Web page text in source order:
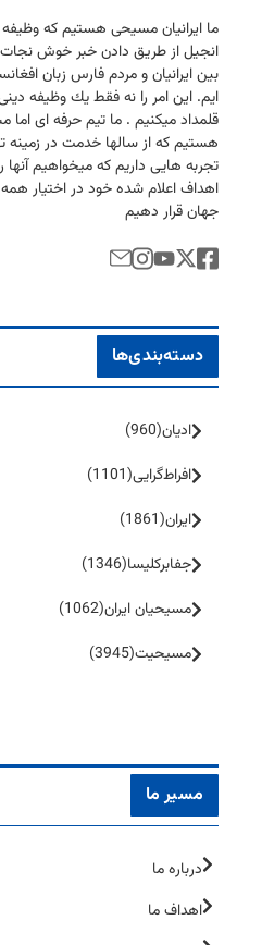
ما ایرانیان مسیحی هستیم كه
انجیل از طریق دادن خبر خوش
بین ایرانیان و مردم فارس زبان
ایم. این امر را نه فقط یك وظیفه
قلمداد میكنیم . ما تیم حرفه ای
هستیم كه از سالها خدمت در زمینه
تجربه هایی داریم كه میخواهیم آنها
اهداف اعلام شده خود در اختیار همه
جهان قرار دهیم
دسته‌بندی‌ها
ادیان(960)
افراط‌گرایی(1101)
ایران(1861)
جفا‌بر‌کلیسا(1346)
مسیحیان ایران(1062)
مسیحیت(3945)
مسیر ما
درباره ما
اهداف ما